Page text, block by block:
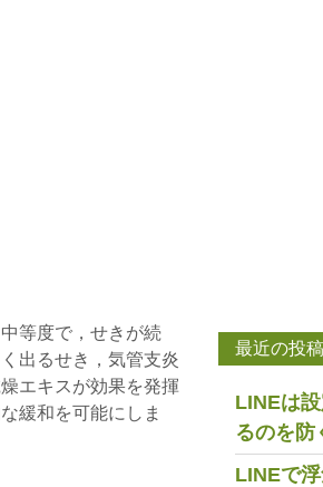
等度で，せきが続
出るせき，気管支炎
エキスが効果を発揮
緩和を可能にしま
最近の投稿
LINEは
るのを防
LINEで